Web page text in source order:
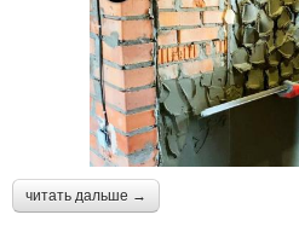
читать дальше →